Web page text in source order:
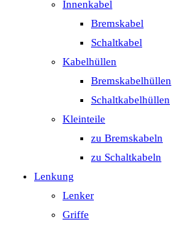
Innenkabel
Bremskabel
Schaltkabel
Kabelhüllen
Bremskabelhüllen
Schaltkabelhüllen
Kleinteile
zu Bremskabeln
zu Schaltkabeln
Lenkung
Lenker
Griffe